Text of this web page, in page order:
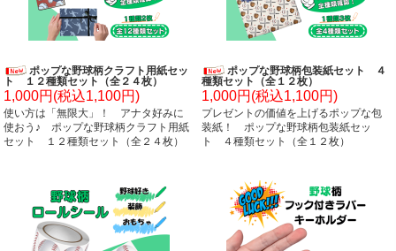
ポップな野球柄クラフト用紙セッ
ト １２種類セット（全２４枚）
1,000円(税込1,100円)
使い方は「無限大」！ アナタ好みに
使おう♪ ポップな野球柄クラフト用紙
セット １２種類セット（全２４枚）
ポップな野球柄包装紙セット ４
種類セット（全１２枚）
1,000円(税込1,100円)
プレゼントの価値を上げるポップな包
装紙！ ポップな野球柄包装紙セッ
ト ４種類セット（全１２枚）